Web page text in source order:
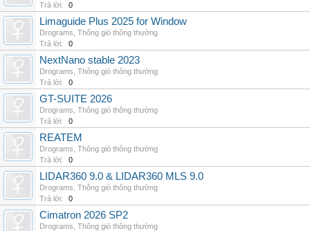
Trả lời:
0
Limaguide Plus 2025 for Window
Drograms Thông gió thông thường
Trả lời:
0
NextNano stable 2023
Drograms Thông gió thông thường
Trả lời:
0
GT-SUITE 2026
Drograms Thông gió thông thường
Trả lời:
0
REATEM
Drograms Thông gió thông thường
Trả lời:
0
LIDAR360 9.0 & LIDAR360 MLS 9.0
Drograms Thông gió thông thường
Trả lời:
0
Cimatron 2026 SP2
Drograms Thông gió thông thường